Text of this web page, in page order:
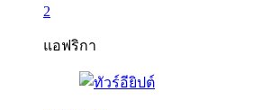
2
แอฟริกา